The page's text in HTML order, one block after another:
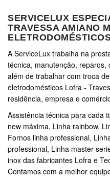
SERVICELUX
TRAVESSA AMIANO
A ServiceLux trabalha na
técnica, manutenção,
além de trabalhar com troca
eletrodomésticos Lofra -
residência, empresa e
Assistência técnica para cada
new máxima, Linha rainbow,
Fornos linha professional,
professional, Linha master
inox das fabricantes Lofra e
Contamos com a melhor